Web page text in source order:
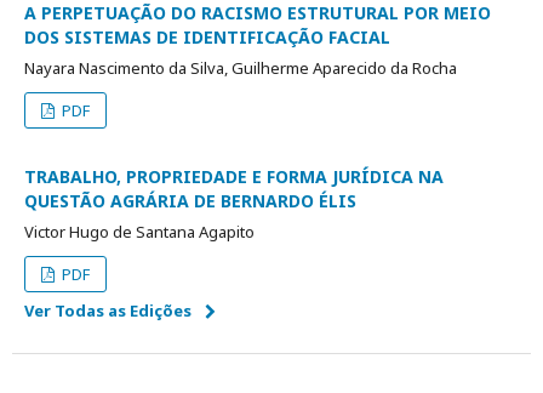
A PERPETUAÇÃO DO RACISMO ESTRUTURAL POR MEIO
DOS SISTEMAS DE IDENTIFICAÇÃO FACIAL
Nayara Nascimento da Silva, Guilherme Aparecido da Rocha
PDF
TRABALHO, PROPRIEDADE E FORMA JURÍDICA NA
QUESTÃO AGRÁRIA DE BERNARDO ÉLIS
Victor Hugo de Santana Agapito
PDF
Ver Todas as Edições